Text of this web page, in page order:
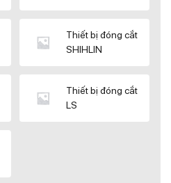
Thiết bị đóng cắt
SHIHLIN
Thiết bị đóng cắt
LS